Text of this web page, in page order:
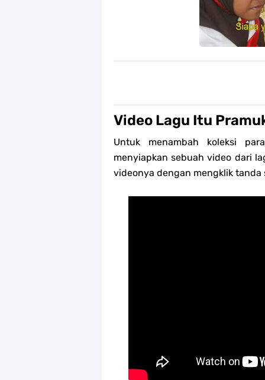
Video Lagu Itu
Untuk menambah koleksi
menyiapkan sebuah video dari
videonya dengan mengklik